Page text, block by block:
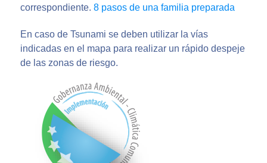
correspondiente. 8 pasos de una familia preparada
En caso de Tsunami se deben utilizar la vías
indicadas en el mapa para realizar un rápido despeje
de las zonas de riesgo.